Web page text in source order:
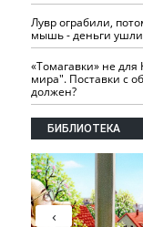
Лувр ограбили,
мышь - деньги ушли
«Томагавки» не
мира". Поставки с
должен?
БИБЛИОТЕКА
‹